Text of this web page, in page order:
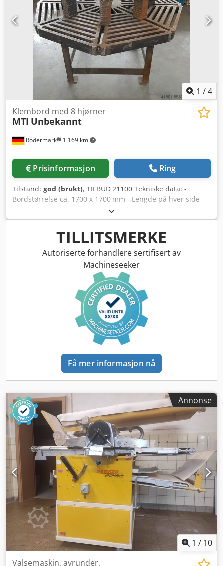
1 /4
Rödermark 1 169 km
Klembord med 8 hjørner
MTI Unbekannt
Prisinformasjon Ring
Tilstand: god (brukt), TILBUD 21100 Tekniske data: -
Bordstørrelse ca. 1700 x 1700 mm - Lengde på hver side
ca. 700 mm - Sveiset stålkonstruksjon av flatstål 100 x 30
mm Csdpfx Akjgmnknonjha - Bordhøyde ca. 850 mm -
Bordflate ca. 2,3 m² - Diverse oppspenningsverktøy - Vekt
TILLITSMERKE
Autoriserte forhandlere sertifisert av
Machineseeker
Få mer informasjon nå
Annonse
1 / 10
Valsemaskin, avrunder,